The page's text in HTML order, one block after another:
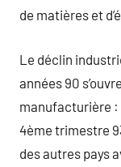
de matières et
Le déclin
années 90
manufacturière :
4ème trimestre
des autres pays